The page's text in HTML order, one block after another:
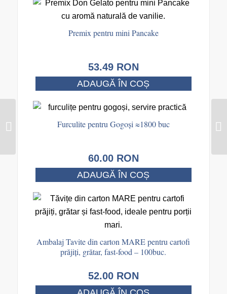
Premix pentru mini Pancake
53.49 RON
ADAUGĂ ÎN COȘ
Furculite pentru Gogoși ≈1800 buc
60.00 RON
ADAUGĂ ÎN COȘ
Ambalaj Tavite din carton MARE pentru cartofi
prăjiți, grătar, fast-food – 100buc.
52.00 RON
Ambalaj Tavite din
carton MINI pentru